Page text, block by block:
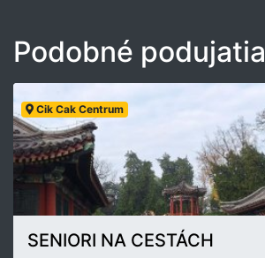
Podobné podujatia
Cik Cak Centrum
SENIORI NA CESTÁCH